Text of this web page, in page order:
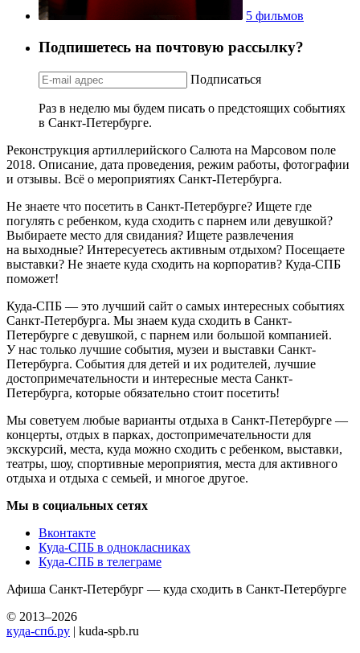
5 фильмов
Подпишетесь на почтовую рассылку?
Подписаться
Раз в неделю мы будем писать о предстоящих событиях
в Санкт-Петербурге.
Реконструкция артиллерийского Салюта на Марсовом поле
2018. Описание, дата проведения, режим работы, фотографии
и отзывы. Всё о мероприятиях Санкт-Петербурга.
Не знаете что посетить в Санкт-Петербурге? Ищете где
погулять с ребенком, куда сходить с парнем или девушкой?
Выбираете место для свидания? Ищете развлечения
на выходные? Интересуетесь активным отдыхом? Посещаете
выставки? Не знаете куда сходить на корпоратив? Куда-СПБ
поможет!
Куда-СПБ — это лучший сайт о самых интересных событиях
Санкт-Петербурга. Мы знаем куда сходить в Санкт-
Петербурге с девушкой, с парнем или большой компанией.
У нас только лучшие события, музеи и выставки Санкт-
Петербурга. События для детей и их родителей, лучшие
достопримечательности и интересные места Санкт-
Петербурга, которые обязательно стоит посетить!
Мы советуем любые варианты отдыха в Санкт-Петербурге —
концерты, отдых в парках, достопримечательности для
экскурсий, места, куда можно сходить с ребенком, выставки,
театры, шоу, спортивные мероприятия, места для активного
отдыха и отдыха с семьей, и многое другое.
Мы в социальных сетях
Вконтакте
Куда-СПБ в однокласниках
Куда-СПБ в телеграме
Афиша Санкт-Петербург — куда сходить в Санкт-Петербурге
© 2013–2026
куда-спб.ру | kuda-spb.ru